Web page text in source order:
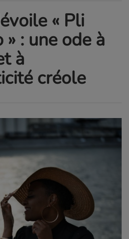
« Pli
: une ode à
à
créole